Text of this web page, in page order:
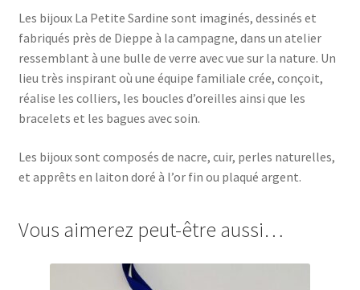
Les bijoux La Petite Sardine sont imaginés, dessinés et
fabriqués près de Dieppe à la campagne, dans un atelier
ressemblant à une bulle de verre avec vue sur la nature. Un
lieu très inspirant où une équipe familiale crée, conçoit,
réalise les colliers, les boucles d’oreilles ainsi que les
bracelets et les bagues avec soin.
Les bijoux sont composés de nacre, cuir, perles naturelles,
et apprêts en laiton doré à l’or fin ou plaqué argent.
Vous aimerez peut-être aussi…